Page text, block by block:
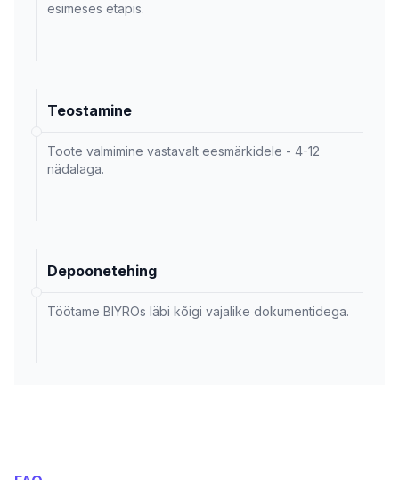
esimeses etapis.
Teostamine
Toote valmimine vastavalt eesmärkidele - 4-12
nädalaga.
Depoonetehing
Töötame BIYROs läbi kõigi vajalike dokumentidega.